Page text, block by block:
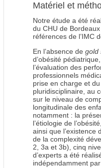
Matériel et
Notre étude a été
du CHU de
références de l’IMC
En l’absence de gold
d’obésité
l’évaluation des
professionnels
prise en charge et
pluridisciplinaire, au
sur le niveau de
longitudinale des
notamment : la
l’étiologie de
ainsi que
de la complexité
2, 3a et 3b), cinq
d’experts a été
indépendamment